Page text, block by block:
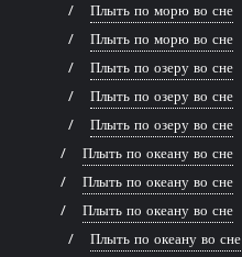
Плыть по морю во сне
Плыть по морю во сне
Плыть по озеру во сне
Плыть по озеру во сне
Плыть по озеру во сне
Плыть по океану во сне
Плыть по океану во сне
Плыть по океану во сне
Плыть по океану во сне